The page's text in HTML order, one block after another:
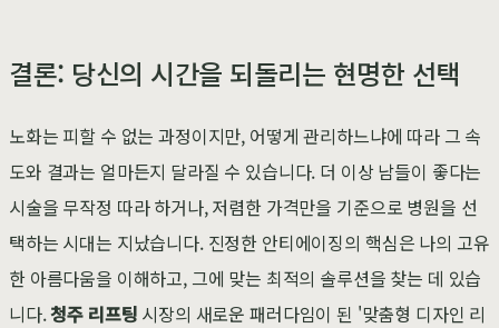
결론: 당신의 시간을 되돌리는 현명한 선택
노화는 피할 수 없는 과정이지만, 어떻게 관리하느냐에 따라 그 속
도와 결과는 얼마든지 달라질 수 있습니다. 더 이상 남들이 좋다는
시술을 무작정 따라 하거나, 저렴한 가격만을 기준으로 병원을 선
택하는 시대는 지났습니다. 진정한 안티에이징의 핵심은 나의 고유
한 아름다움을 이해하고, 그에 맞는 최적의 솔루션을 찾는 데 있습
니다.청주 리프팅 시장의 새로운 패러다임이 된 '맞춤형 디자인 리